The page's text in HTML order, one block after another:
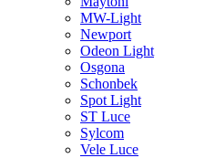
MW-Light
Newport
Odeon Light
Osgona
Schonbek
Spot Light
ST Luce
Sylcom
Vele Luce